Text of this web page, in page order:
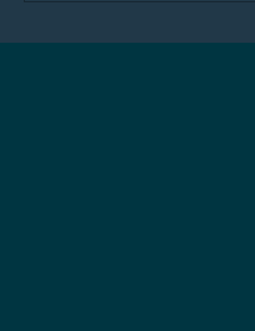
Europa League, με